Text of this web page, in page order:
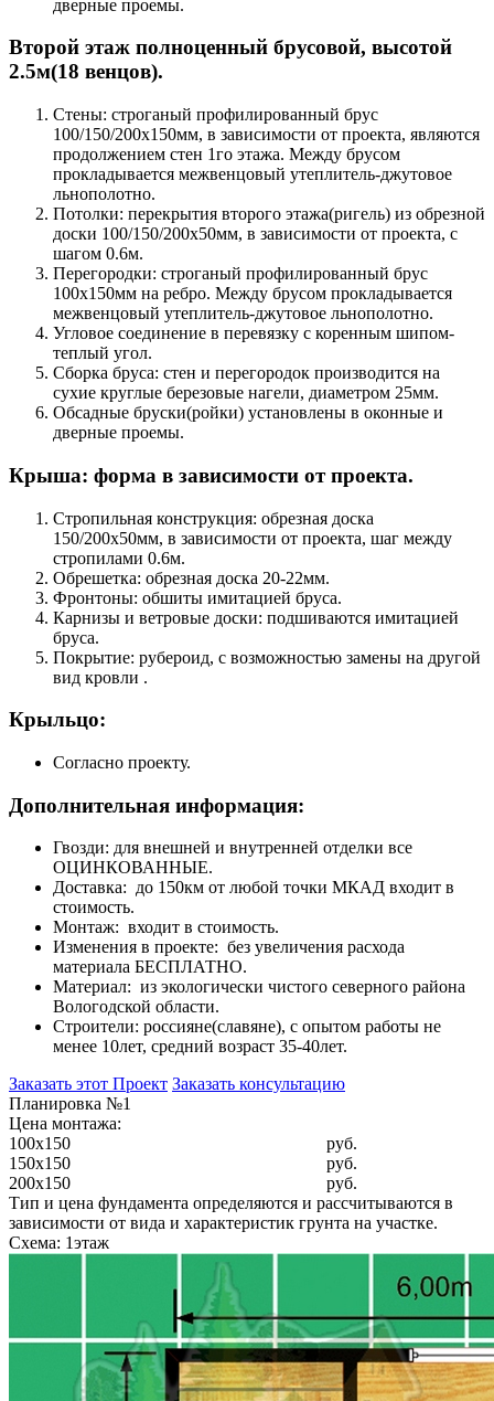
дверные проемы.
Второй этаж полноценный брусовой, высотой
2.5м(18 венцов).
Стены: строганый профилированный брус
100/150/200х150мм, в зависимости от проекта, являются
продолжением стен 1го этажа. Между брусом
прокладывается межвенцовый утеплитель-джутовое
льнополотно.
Потолки: перекрытия второго этажа(ригель) из обрезной
доски 100/150/200х50мм, в зависимости от проекта, с
шагом 0.6м.
Перегородки: строганый профилированный брус
100х150мм на ребро. Между брусом прокладывается
межвенцовый утеплитель-джутовое льнополотно.
Угловое соединение в перевязку с коренным шипом-
теплый угол.
Сборка бруса: стен и перегородок производится на
сухие круглые березовые нагели, диаметром 25мм.
Обсадные бруски(ройки) установлены в оконные и
дверные проемы.
Крыша: форма в зависимости от проекта.
Стропильная конструкция: обрезная доска
150/200х50мм, в зависимости от проекта, шаг между
стропилами 0.6м.
Обрешетка: обрезная доска 20-22мм.
Фронтоны: обшиты имитацией бруса.
Карнизы и ветровые доски: подшиваются имитацией
бруса.
Покрытие: рубероид, с возможностью замены на другой
вид кровли .
Крыльцо:
Согласно проекту.
Дополнительная информация:
Гвозди: для внешней и внутренней отделки все
ОЦИНКОВАННЫЕ.
Доставка: до 150км от любой точки МКАД входит в
стоимость.
Монтаж: входит в стоимость.
Изменения в проекте: без увеличения расхода
материала БЕСПЛАТНО.
Материал: из экологически чистого северного района
Вологодской области.
Строители: россияне(славяне), с опытом работы не
менее 10лет, средний возраст 35-40лет.
Заказать этот Проект Заказать консультацию
Планировка №1
Цена монтажа:
100x150
руб.
150x150
руб.
200x150
руб.
Тип и цена фундамента определяются и рассчитываются в
зависимости от вида и характеристик грунта на участке.
Схема: 1этаж